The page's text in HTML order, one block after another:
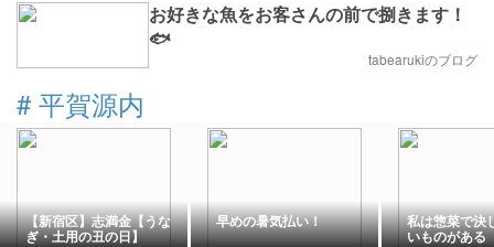
お好きな魚をお客さんの前で捌きます！
🐟
tabearukiのブログ
# 平賀源内
【新宿区】志満金【うな
ぎ・土用の丑の日】
早めの暑気払い！ 私は惣菜で決
いものがある